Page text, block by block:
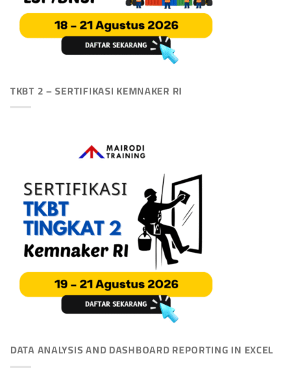
TKBT 2 – SERTIFIKASI KEMNAKER RI
DATA ANALYSIS AND DASHBOARD REPORTING IN EXCEL